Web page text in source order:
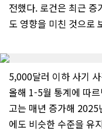
전했다. 로건은 최근 증
도 영향을 미친 것으로
5,000달러 이하 사기
올해 1-5월 통계에 따
고는 매년 증가해
에도 비슷한 수준을 유